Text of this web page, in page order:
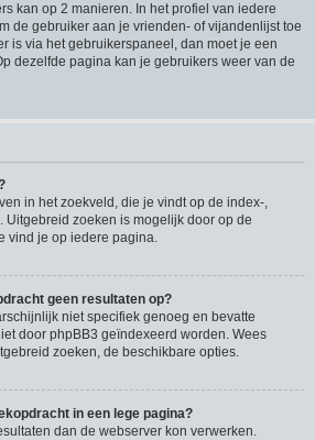
kan op 2 manieren. In het profiel van iedere
de gebruiker aan je vrienden- of vijandenlijst toe
is via het gebruikerspaneel, dan moet je een
dezelfde pagina kan je gebruikers weer van de
in het zoekveld, die je vindt op de index-,
Uitgebreid zoeken is mogelijk door op de
vind je op iedere pagina.
geen resultaten op?
niet specifiek genoeg en bevatte
door phpBB3 geïndexeerd worden. Wees
zoeken, de beschikbare opties.
in een lege pagina?
dan de webserver kon verwerken.